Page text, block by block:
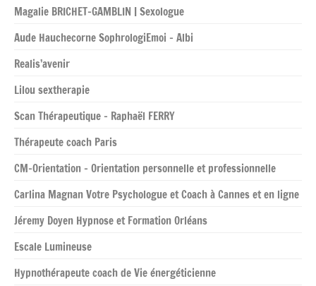
Magalie BRICHET-GAMBLIN | Sexologue
Aude Hauchecorne SophrologiEmoi – Albi
Realis’avenir
Lilou sextherapie
Scan Thérapeutique – Raphaël FERRY
Thérapeute coach Paris
CM-Orientation – Orientation personnelle et professionnelle
Carlina Magnan Votre Psychologue et Coach à Cannes et en ligne
Jéremy Doyen Hypnose et Formation Orléans
Escale Lumineuse
Hypnothérapeute coach de Vie énergéticienne